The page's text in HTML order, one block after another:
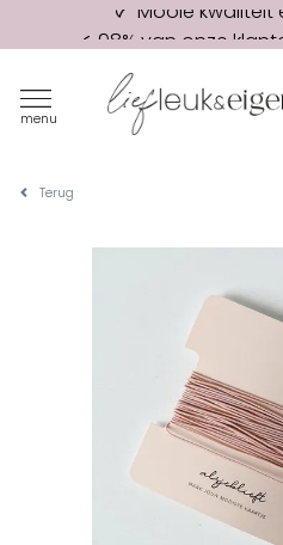
98% van onze
Eerste
menu
Terug